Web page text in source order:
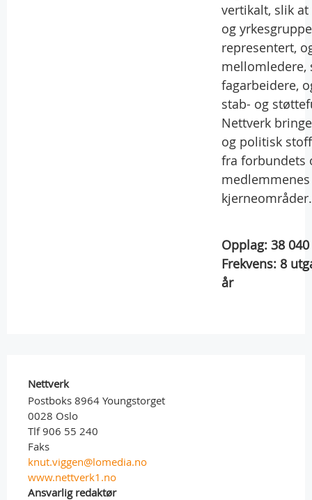
vertikalt, slik
og
representert,
mellomledere,
fagarbeidere,
stab- og
Nettverk
og politisk
fra forbundets
medlemmenes
kjerneområder.
Opplag: 38 040
Frekvens: 8
år
Nettverk
Postboks 8964 Youngstorget
0028 Oslo
Tlf 906 55 240
Faks
knut.viggen@lomedia.no
www.nettverk1.no
Ansvarlig redaktør